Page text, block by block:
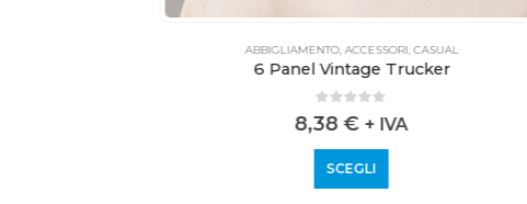
ABBIGLIAMENTO,ACCESSORI,CASUAL
6 Panel Vintage Trucker
8,38€ + IVA
SCEGLI